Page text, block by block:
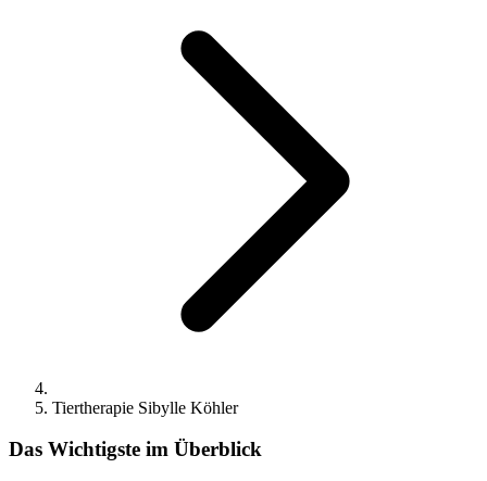
Tiertherapie Sibylle Köhler
Das Wichtigste im Überblick